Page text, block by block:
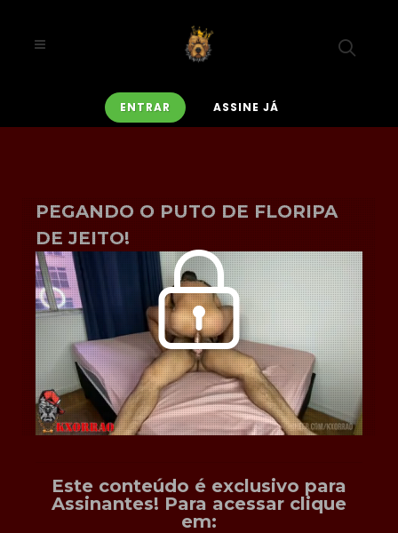
ENTRAR ASSINE JÁ
PEGANDO O PUTO DE FLORIPA
DE JEITO!
Este conteúdo é exclusivo para
Assinantes! Para acessar clique
em: